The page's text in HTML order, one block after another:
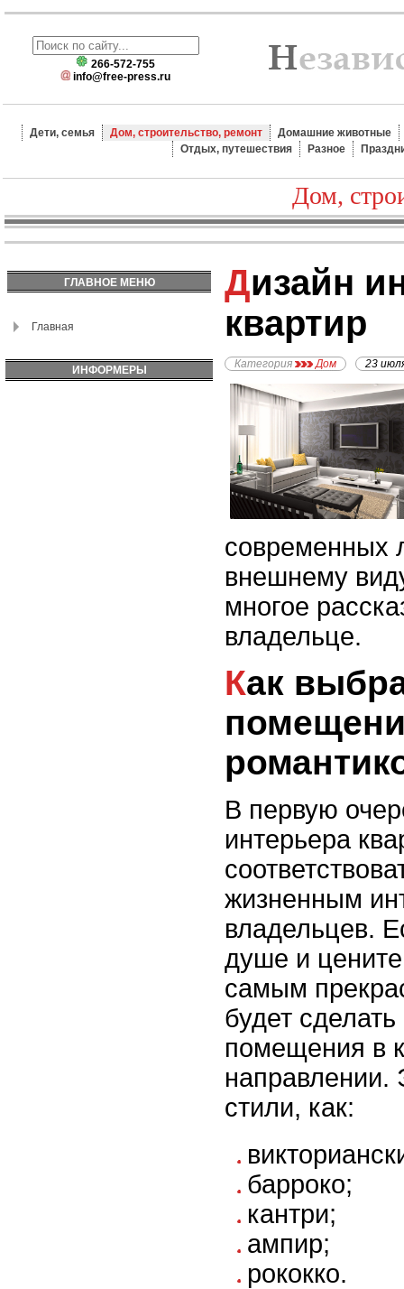
266-572-755
info@free-press.ru
Дети, семья Дом, строительство, ремонт
Домашние животные
Отдых, путешествия
Разное
Дом,
ГЛАВНОЕ МЕНЮ
Главная
ИНФОРМЕРЫ
Дизайн интерьера
квартир
Категория Дом 23
современных
внешнему
многое
владельце.
Как выбрать дизайн
В первую
интерьера
жизненным
владельцев.
душе и
самым
будет
помещения в
направлении.
стили, как:
барроко;
кантри;
ампир;
рококко.